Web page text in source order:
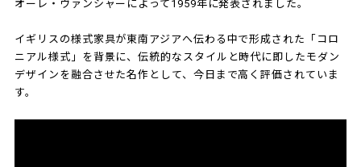
オーレ・ヴァンシャーによって1959年に発表されました。
イギリスの様式家具が東南アジアへ伝わる中で形成された「コロ
ニアル様式」を背景に、伝統的なスタイルと時代に即したモダン
デザインを融合させた名作として、今日まで高く評価されていま
す。